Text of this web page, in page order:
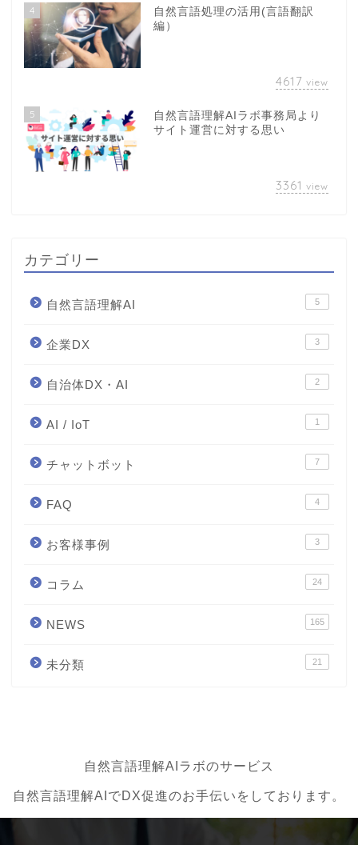
4
自然言語処理の活用(言語翻訳
編）
4617 view
5
自然言語理解AIラボ事務局より
サイト運営に対する思い
3361 view
カテゴリー
自然言語理解AI 5
企業DX 3
自治体DX・AI 2
AI / IoT 1
チャットボット 7
FAQ 4
お客様事例 3
コラム 24
NEWS 165
未分類 21
自然言語理解AIラボのサービス
自然言語理解AIでDX促進のお手伝いをしております。